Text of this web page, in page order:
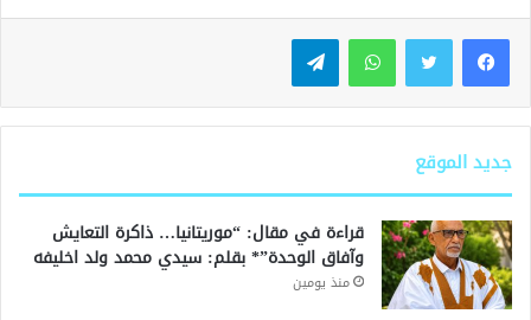
واتساب تيلقرام
جديد الموقع
قراءة في مقال: “موريتانيا… ذاكرة التعايش
وآفاق الوحدة”* بقلم: سيدي محمد ولد اخليفه
منذ يومين